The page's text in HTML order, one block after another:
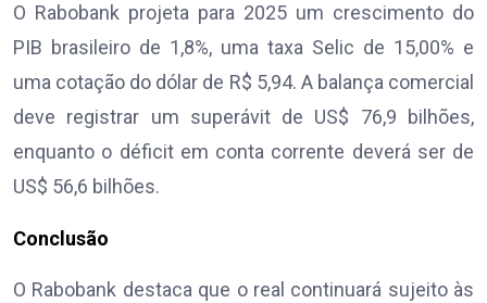
O Rabobank projeta para 2025 um crescimento do
PIB brasileiro de 1,8%, uma taxa Selic de 15,00% e
uma cotação do dólar de R$ 5,94. A balança comercial
deve registrar um superávit de US$ 76,9 bilhões,
enquanto o déficit em conta corrente deverá ser de
US$ 56,6 bilhões.
Conclusão
O Rabobank destaca que o real continuará sujeito às